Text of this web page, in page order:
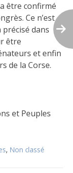
être confirmé
Ce n’est
précisé dans
être
et enfin
de la Corse.
et Peuples
, Non classé